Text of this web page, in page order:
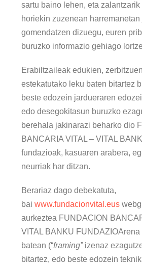
sartu baino lehen, eta
horiekin zuzenean
gomendatzen dizuegu, euren
buruzko informazio gehiago
Erabiltzaileak edukien,
estekatutako leku baten bitartez
beste edozein jardueraren
edo desegokitasun buruzko
berehala jakinarazi beharko dio
BANCARIA VITAL – VITAL
fundazioak, kasuaren arabera,
neurriak har ditzan.
Berariaz dago debekatuta,
baiwww.fundacionvital.eus
aurkeztea FUNDACION
VITAL BANKU
batean (“framing”izenaz
bitartez, edo beste edozein